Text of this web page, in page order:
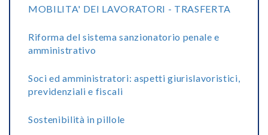
MOBILITA' DEI LAVORATORI - TRASFERTA
Riforma del sistema sanzionatorio penale e
amministrativo
Soci ed amministratori: aspetti giurislavoristici,
previdenziali e fiscali
Sostenibilità in pillole